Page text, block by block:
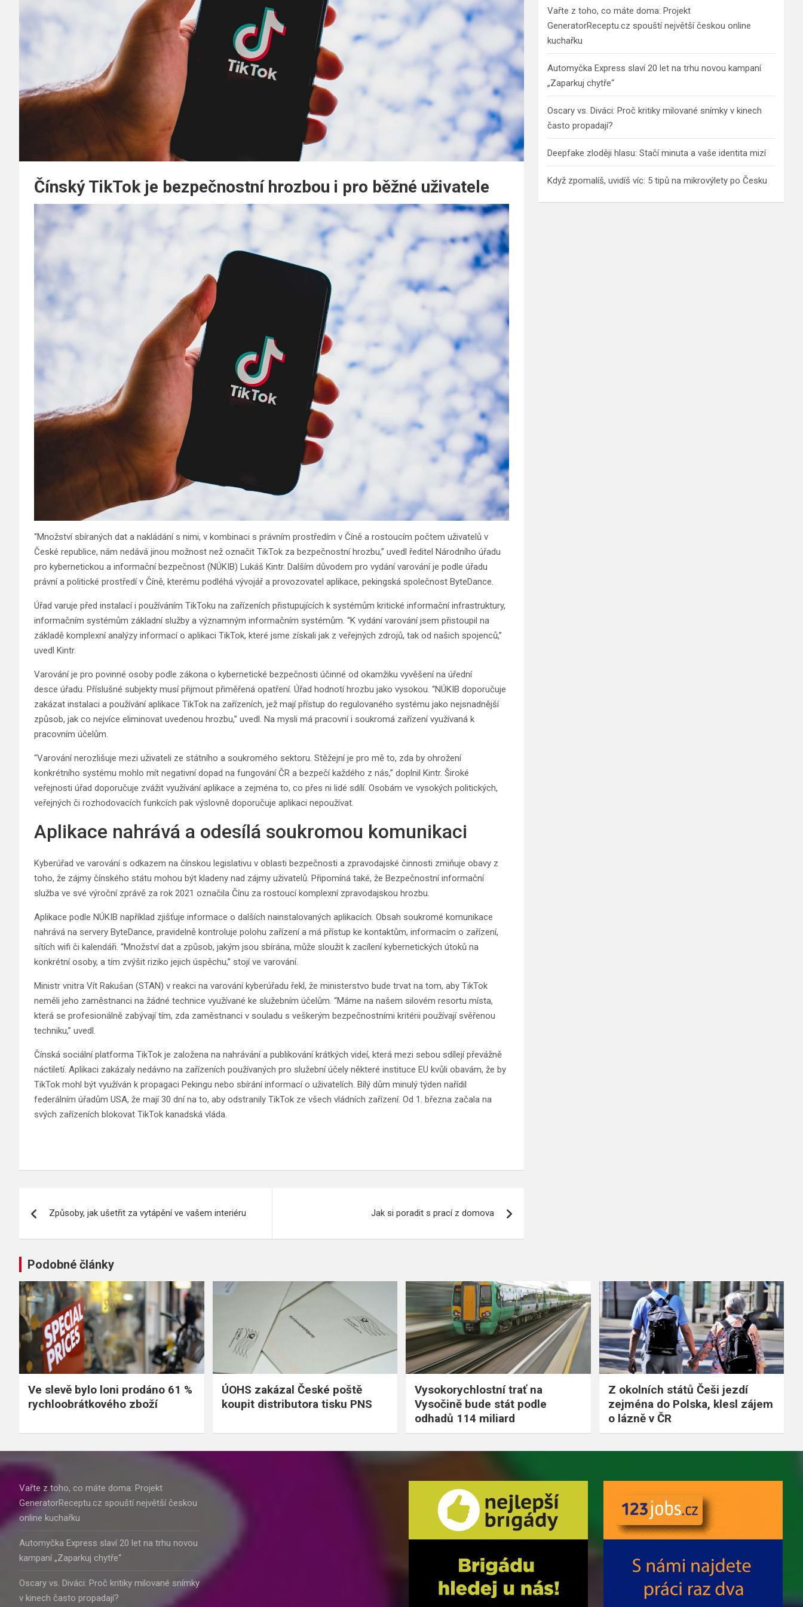
Čínský TikTok je bezpečnostní hrozbou i pro běžné uživatele
“Množství sbíraných dat a nakládání s nimi, v kombinaci s právním prostředím v Číně a rostoucím počtem uživatelů v
České republice, nám nedává jinou možnost než označit TikTok za bezpečnostní hrozbu,” uvedl ředitel Národního úřadu
pro kybernetickou a informační bezpečnost (NÚKIB) Lukáš Kintr. Dalším důvodem pro vydání varování je podle úřadu
právní a politické prostředí v Číně, kterému podléhá vývojář a provozovatel aplikace, pekingská společnost ByteDance.
Úřad varuje před instalací i používáním TikToku na zařízeních přistupujících k systémům kritické informační infrastruktury,
informačním systémům základní služby a významným informačním systémům. “K vydání varování jsem přistoupil na
základě komplexní analýzy informací o aplikaci TikTok, které jsme získali jak z veřejných zdrojů, tak od našich spojenců,”
uvedl Kintr.
Varování je pro povinné osoby podle zákona o kybernetické bezpečnosti účinné od okamžiku vyvěšení na úřední
desce úřadu. Příslušné subjekty musí přijmout přiměřená opatření. Úřad hodnotí hrozbu jako vysokou. “NÚKIB doporučuje
zakázat instalaci a používání aplikace TikTok na zařízeních, jež mají přístup do regulovaného systému jako nejsnadnější
způsob, jak co nejvíce eliminovat uvedenou hrozbu,” uvedl. Na mysli má pracovní i soukromá zařízení využívaná k
pracovním účelům.
“Varování nerozlišuje mezi uživateli ze státního a soukromého sektoru. Stěžejní je pro mě to, zda by ohrožení
konkrétního systému mohlo mít negativní dopad na fungování ČR a bezpečí každého z nás,” doplnil Kintr. Široké
veřejnosti úřad doporučuje zvážit využívání aplikace a zejména to, co přes ni lidé sdílí. Osobám ve vysokých politických,
veřejných či rozhodovacích funkcích pak výslovně doporučuje aplikaci nepoužívat.
Aplikace nahrává a odesílá soukromou komunikaci
Kyberúřad ve varování s odkazem na čínskou legislativu v oblasti bezpečnosti a zpravodajské činnosti zmiňuje obavy z
toho, že zájmy čínského státu mohou být kladeny nad zájmy uživatelů. Připomíná také, že Bezpečnostní informační
služba ve své výroční zprávě za rok 2021 označila Čínu za rostoucí komplexní zpravodajskou hrozbu.
Aplikace podle NÚKIB například zjišťuje informace o dalších nainstalovaných aplikacích. Obsah soukromé komunikace
nahrává na servery ByteDance, pravidelně kontroluje polohu zařízení a má přístup ke kontaktům, informacím o zařízení,
sítích wifi či kalendáři. “Množství dat a způsob, jakým jsou sbírána, může sloužit k zacílení kybernetických útoků na
konkrétní osoby, a tím zvýšit riziko jejich úspěchu,” stojí ve varování.
Ministr vnitra Vít Rakušan (STAN) v reakci na varování kyberúřadu řekl, že ministerstvo bude trvat na tom, aby TikTok
neměli jeho zaměstnanci na žádné technice využívané ke služebním účelům. “Máme na našem silovém resortu místa,
která se profesionálně zabývají tím, zda zaměstnanci v souladu s veškerým bezpečnostními kritérii používají svěřenou
techniku,” uvedl.
Čínská sociální platforma TikTok je založena na nahrávání a publikování krátkých videí, která mezi sebou sdílejí převážně
náctiletí. Aplikaci zakázaly nedávno na zařízeních používaných pro služební účely některé instituce EU kvůli obavám, že by
TikTok mohl být využíván k propagaci Pekingu nebo sbírání informací o uživatelích. Bílý dům minulý týden nařídil
federálním úřadům USA, že mají 30 dní na to, aby odstranily TikTok ze všech vládních zařízení. Od 1. března začala na
svých zařízeních blokovat TikTok kanadská vláda.
pro
Způsoby, jak ušetřit za vytápění ve vašem interiéru Jak si poradit s prací z domova
Vařte z toho, co máte doma: Projekt
GeneratorReceptu.cz spouští největší českou online
kuchařku
Automyčka Express slaví 20 let na trhu novou kampaní
„Zaparkuj chytře“
Oscary vs. Diváci: Proč kritiky milované snímky v kinech
často propadají?
Deepfake zloději hlasu: Stačí minuta a vaše identita mizí
Když zpomalíš, uvidíš víc: 5 tipů na mikrovýlety po Česku
Podobné články
Ve slevě bylo loni prodáno 61 %
rychloobrátkového zboží
ÚOHS zakázal České poště
koupit distributora tisku PNS
Vysokorychlostní trať na
Vysočině bude stát podle
odhadů 114 miliard
Z okolních států Češi jezdí
zejména do Polska, klesl zájem
o lázně v ČR
Vařte z toho, co máte doma: Projekt
GeneratorReceptu.cz spouští největší českou
online kuchařku
Automyčka Express slaví 20 let na trhu novou
kampaní „Zaparkuj chytře“
Oscary vs. Diváci: Proč kritiky milované snímky
v kinech často propadají?